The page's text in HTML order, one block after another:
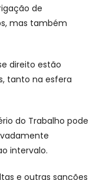
de
mas também
direito estão
tanto na esfera
do Trabalho pode
intervalo.
e outras sanções